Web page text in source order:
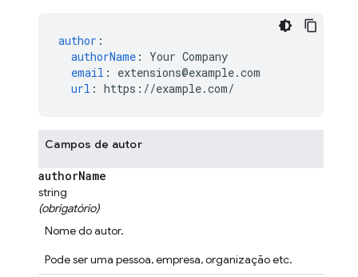
author :
authorName :
Your Company
email :
extensions@example.com
url : https://example.com/
Campos de autor
authorName
string
(obrigatório)
Nome do autor.
Pode ser uma pessoa, empresa, organização etc.